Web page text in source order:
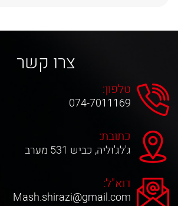
צרו קשר
טלפון:
074-7011169
כתובת:
ג'לג'וליה, כביש 531 מערב
דוא"ל:
Mash.shirazi@gmail.com